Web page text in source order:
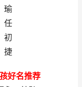
瑜
任
初
捷
好名推荐